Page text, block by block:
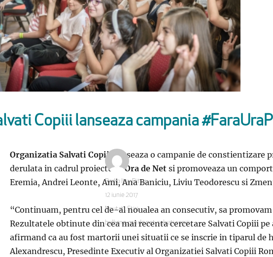
Copiii lanseaza campania
Organizatia Salvati Copiii lanseaza o campanie de constientizare
derulata in cadrul proiectuluiOra de Netsi promoveaza un
Eremia, Andrei Leonte, Ami, Ana Baniciu, Liviu Teodorescu si
“Continuam, pentru cel de-al noualea an consecutiv, sa
Rezultatele obtinute din cea mai recenta cercetare Salvati Copiii
afirmand ca au fost martorii unei situatii ce se inscrie in tiparul
Alexandrescu, Presedinte Executiv al Organizatiei Salvati Copiii
Autor
Radio Itsy Bitsy
Publicat
pe
12 iunie 2017
Categorii
Noutati,Stiri
Etichete
bullying,ora de net,salvati copiii